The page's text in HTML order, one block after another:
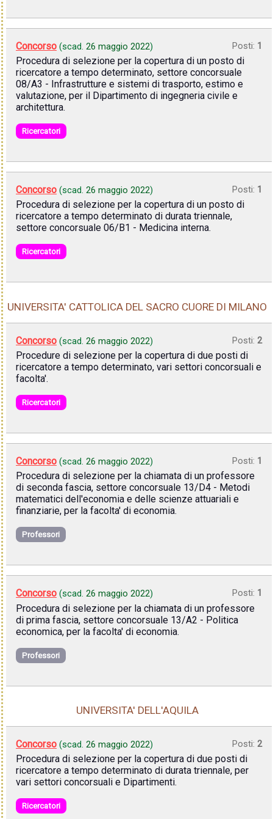
Concorso (scad. 26 maggio 2022) Posti: 1
Procedura di selezione per la copertura di un posto di
ricercatore a tempo determinato, settore concorsuale
08/A3 - Infrastrutture e sistemi di trasporto, estimo e
valutazione, per il Dipartimento di ingegneria civile e
architettura.
Ricercatori
Concorso (scad. 26 maggio 2022) Posti: 1
Procedura di selezione per la copertura di un posto di
ricercatore a tempo determinato di durata triennale,
settore concorsuale 06/B1 - Medicina interna.
Ricercatori
UNIVERSITA' CATTOLICA DEL SACRO CUORE DI MILANO
Concorso (scad. 26 maggio 2022) Posti: 2
Procedure di selezione per la copertura di due posti di
ricercatore a tempo determinato, vari settori concorsuali e
facolta'.
Ricercatori
Concorso (scad. 26 maggio 2022) Posti: 1
Procedura di selezione per la chiamata di un professore
di seconda fascia, settore concorsuale 13/D4 - Metodi
matematici dell'economia e delle scienze attuariali e
finanziarie, per la facolta' di economia.
Professori
Concorso (scad. 26 maggio 2022) Posti: 1
Procedura di selezione per la chiamata di un professore
di prima fascia, settore concorsuale 13/A2 - Politica
economica, per la facolta' di economia.
Professori
UNIVERSITA' DELL'AQUILA
Concorso (scad. 26 maggio 2022) Posti: 2
Procedura di selezione per la copertura di due posti di
ricercatore a tempo determinato di durata triennale, per
vari settori concorsuali e Dipartimenti.
Ricercatori